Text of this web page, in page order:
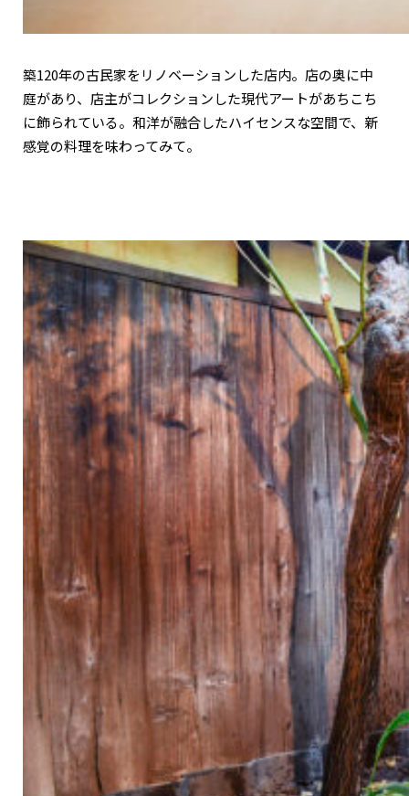
築120年の古民家をリノベーションした店内。店の奥に中
庭があり、店主がコレクションした現代アートがあちこち
に飾られている。和洋が融合したハイセンスな空間で、新
感覚の料理を味わってみて。